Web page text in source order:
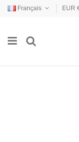
Français EUR